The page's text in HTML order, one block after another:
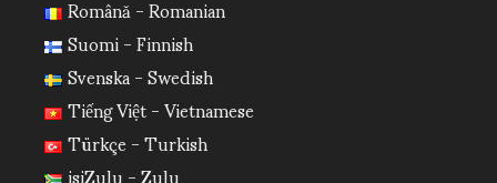
Suomi - Finnish
Svenska - Swedish
Tiếng Việt - Vietnamese
Türkçe - Turkish